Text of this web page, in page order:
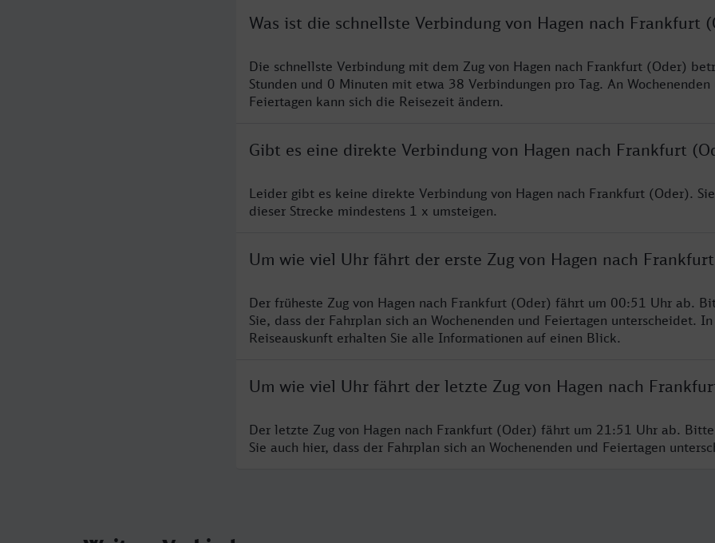
Was ist die schnellste Verbindung von Hagen nach Frankfurt
Die schnellste Verbindung mit dem Zug von Hagen nach Frankfurt (Oder)
Stunden und 0 Minuten mit etwa 38 Verbindungen pro Tag. An Wochenenden
Feiertagen kann sich die Reisezeit ändern.
Gibt es eine direkte Verbindung von Hagen nach Frankfurt
Leider gibt es keine direkte Verbindung von Hagen nach Frankfurt (Oder).
dieser Strecke mindestens 1 x umsteigen.
Um wie viel Uhr fährt der erste Zug von Hagen nach
Der früheste Zug von Hagen nach Frankfurt (Oder) fährt um 00:51 Uhr ab.
Sie, dass der Fahrplan sich an Wochenenden und Feiertagen unterscheidet.
Reiseauskunft erhalten Sie alle Informationen auf einen Blick.
Um wie viel Uhr fährt der letzte Zug von Hagen nach
Der letzte Zug von Hagen nach Frankfurt (Oder) fährt um 21:51 Uhr ab.
Sie auch hier, dass der Fahrplan sich an Wochenenden und Feiertagen